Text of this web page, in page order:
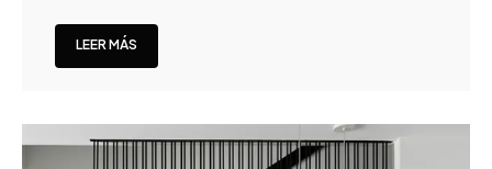
LEER MÁS